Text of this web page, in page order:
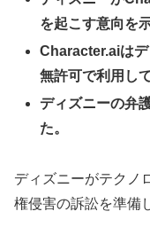
を起こす意向を
Character.aiは
無許可で利用し
ディズニーの弁
た。
ディズニーがテクノ
権侵害の訴訟を準備